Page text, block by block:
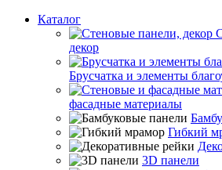
Каталог
декор
Брусчатка и элементы
фасадные материалы
Гибкий
3D панели